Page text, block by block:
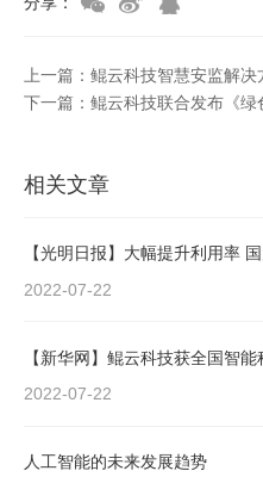
相关文章
【光明日报】大幅提升利用率
2022-07-22
【新华网】鲲云科技获全国智
2022-07-22
人工智能的未来发展趋势